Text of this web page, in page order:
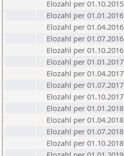
Elozahl per 01.10.2015
Elozahl per 01.01.2016
Elozahl per 01.04.2016
Elozahl per 01.07.2016
Elozahl per 01.10.2016
Elozahl per 01.01.2017
Elozahl per 01.04.2017
Elozahl per 01.07.2017
Elozahl per 01.10.2017
Elozahl per 01.01.2018
Elozahl per 01.04.2018
Elozahl per 01.07.2018
Elozahl per 01.10.2018